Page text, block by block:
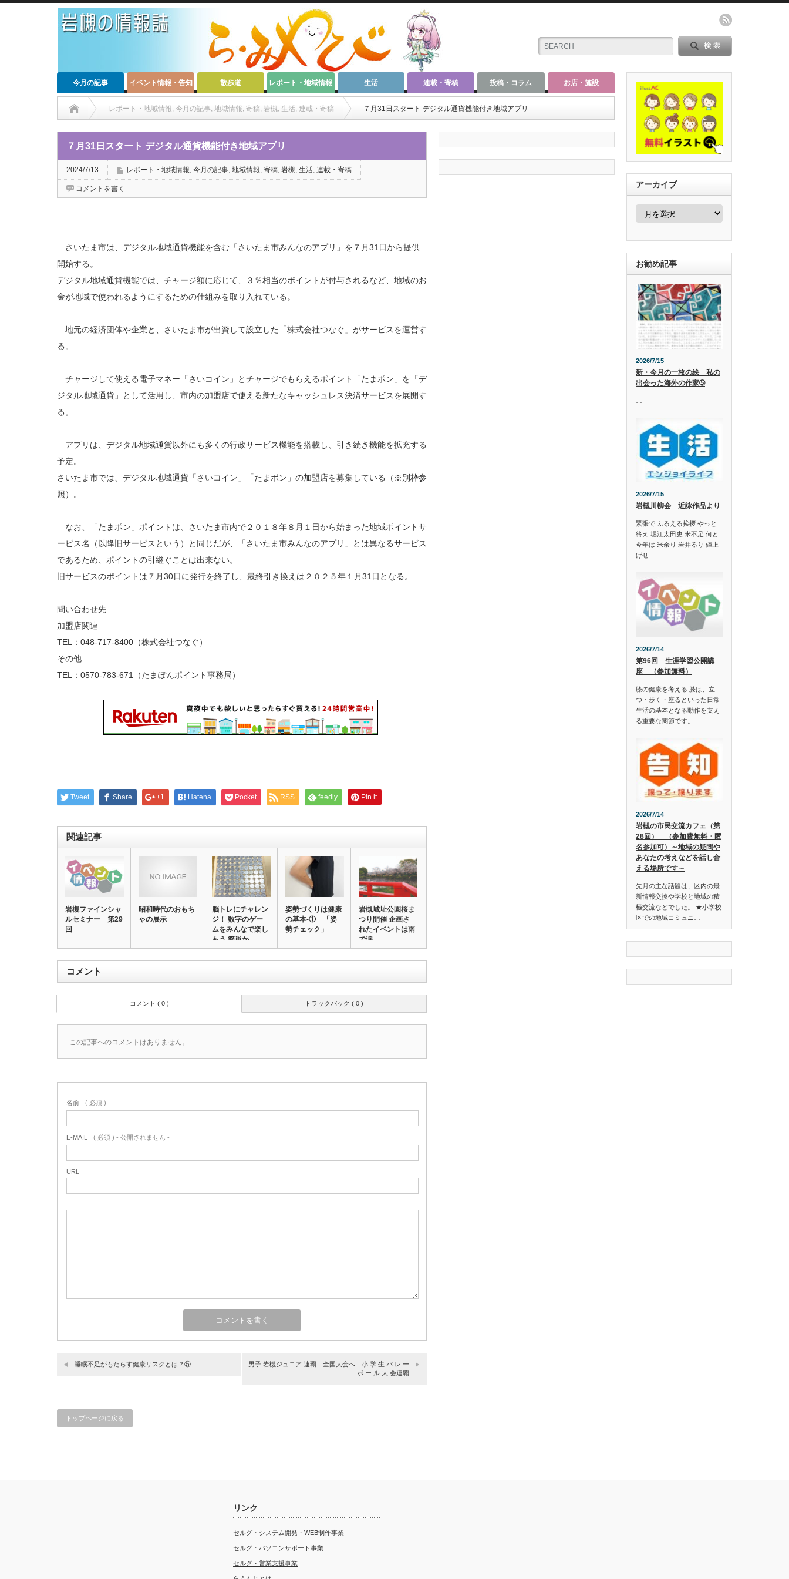
今月の記事 イベント情報・告知 散歩道 レポート・地域情報 生活 連載・寄稿 投稿・コラム お店・施設
レポート・地域情報, 今月の記事, 地域情報, 寄稿, 岩槻, 生活, 連載・寄稿 ７月31日スタート デジタル通貨機能付き地域アプリ
７月31日スタート デジタル通貨機能付き地域アプリ
2024/7/13 レポート・地域情報, 今月の記事, 地域情報, 寄稿, 岩槻, 生活, 連載・寄稿
コメントを書く
さいたま市は、デジタル地域通貨機能を含む「さいたま市みんなのアプリ」を７月31日から提供
開始する。
デジタル地域通貨機能では、チャージ額に応じて、３％相当のポイントが付与されるなど、地域のお
金が地域で使われるようにするための仕組みを取り入れている。
地元の経済団体や企業と、さいたま市が出資して設立した「株式会社つなぐ」がサービスを運営す
る。
チャージして使える電子マネー「さいコイン」とチャージでもらえるポイント「たまポン」を「デ
ジタル地域通貨」として活用し、市内の加盟店で使える新たなキャッシュレス決済サービスを展開す
る。
アプリは、デジタル地域通貨以外にも多くの行政サービス機能を搭載し、引き続き機能を拡充する
予定。
さいたま市では、デジタル地域通貨「さいコイン」「たまポン」の加盟店を募集している（※別枠参
照）。
なお、「たまポン」ポイントは、さいたま市内で２０１８年８月１日から始まった地域ポイントサ
ービス名（以降旧サービスという）と同じだが、「さいたま市みんなのアプリ」とは異なるサービス
であるため、ポイントの引継ぐことは出来ない。
旧サービスのポイントは７月30日に発行を終了し、最終引き換えは２０２５年１月31日となる。
問い合わせ先
加盟店関連
TEL：048-717-8400（株式会社つなぐ）
その他
TEL：0570-783-671（たまぽんポイント事務局）
Tweet Share +1 Hatena Pocket RSS feedly Pin it
関連記事
岩槻ファインシャ
ルセミナー 第29
回
昭和時代のおもち
ゃの展示
脳トレにチャレン
ジ！ 数字のゲー
ムをみんなで楽し
もう 簡単か
な？…
姿勢づくりは健康
の基本-① 「姿
勢チェック」
岩槻城址公園桜ま
つり開催 企画さ
れたイベントは雨
で涙
コメント
トラックバック ( 0 )
コメント ( 0 )
この記事へのコメントはありません。
名前 ( 必須 )
E-MAIL ( 必須 ) - 公開されません -
URL
睡眠不足がもたらす健康リスクとは？⑤
男子 岩槻ジュニア 連覇 全国大会へ 小 学 生 バ レ ー
ボ ー ル 大 会連覇
トップページに戻る
アーカイブ
お勧め記事
2026/7/15
新・今月の一枚の絵 私の
出会った海外の作家➄
2026/7/15
岩槻川柳会 近詠作品より
緊張で ふるえる挨拶 やっと
終え 堀江太田史 米不足 何と
今年は 米余り 岩井るり 値上
げせ…
2026/7/14
第96回 生涯学習公開講
座 （参加無料）
膝の健康を考える 膝は、立
つ・歩く・座るといった日常
生活の基本となる動作を支え
る重要な関節です。 …
2026/7/14
岩槻の市民交流カフェ（第
28回） （参加費無料・匿
名参加可）～地域の疑問や
あなたの考えなどを話し合
える場所です～
先月の主な話題は、区内の最
新情報交換や学校と地域の積
極交流などでした。 ★小学校
区での地域コミュニ…
リンク
セルグ・システム開発・WEB制作事業
セルグ・パソコンサポート事業
セルグ・営業支援事業